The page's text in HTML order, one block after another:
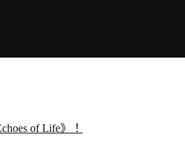
of Life》！